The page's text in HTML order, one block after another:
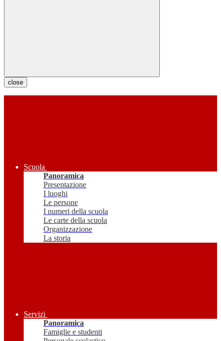
close
Scuola
Panoramica
Presentazione
I luoghi
Le persone
I numeri della scuola
Le carte della scuola
Organizzazione
La storia
Servizi
Panoramica
Famiglie e studenti